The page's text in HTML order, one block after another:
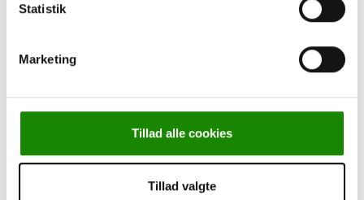
Statistik
Marketing
Tillad alle cookies
Tillad valgte
Hadewe, Støvsugerposer, Til AS-23, Pakke á 10 stk.